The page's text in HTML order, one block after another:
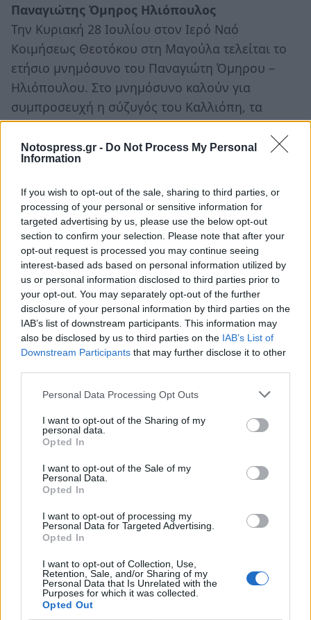
Notospress.gr - Do Not Process My Personal
Information
If you wish to opt-out of the sale, sharing to third parties, or
processing of your personal or sensitive information for
targeted advertising by us, please use the below opt-out
section to confirm your selection. Please note that after your
opt-out request is processed you may continue seeing
interest-based ads based on personal information utilized by
us or personal information disclosed to third parties prior to
your opt-out. You may separately opt-out of the further
disclosure of your personal information by third parties on the
IAB’s list of downstream participants. This information may
also be disclosed by us to third parties on the IAB’s List of
Downstream Participants that may further disclose it to other
Personal Data Processing Opt Outs
I want to opt-out of the Sharing of my
personal data.
Opted In
I want to opt-out of the Sale of my
Personal Data.
Opted In
I want to opt-out of processing my
Personal Data for Targeted Advertising.
Opted In
I want to opt-out of Collection, Use,
Retention, Sale, and/or Sharing of my
Personal Data that Is Unrelated with the
Purposes for which it was collected.
Opted Out
Παναγιώτης Όμηρος Ηλιόπουλος
Την Κυριακή 28 Ιουλίου στον Ιερό Ναό
Κοιμήσεως Θεοτόκου στη Μαγούλα τελείται το
ετήσιο μνημόσυνο του Παναγιώτη Όμηρου –
Ηλιόπουλου. Στο μνημόσυνο καλούν για
συμπροσευχή η σύζυγός του Καλλιόπη, τα
παιδιά του Όμηρος και Νικόλαος, ο αδερφός
του Γιώργος, τα ανίψια του και οι λοιποί
συγγενείς του.
Βασιλική Τσίχλη
Την Κυριακή 4 Αυγούστου στον Ιερό Ναό
Γεωργιτσίου τελείται το ετήσιο μνημόσυνο της
Βασιλικής Τσίχλη. Στο μνημόσυνο καλούν για
συμπροσευχή ο γιος της Χρήστος Τσίχλης και οι
λοιποί συγγενείς της .
TAGS: ΕΦΥΓΑΝ